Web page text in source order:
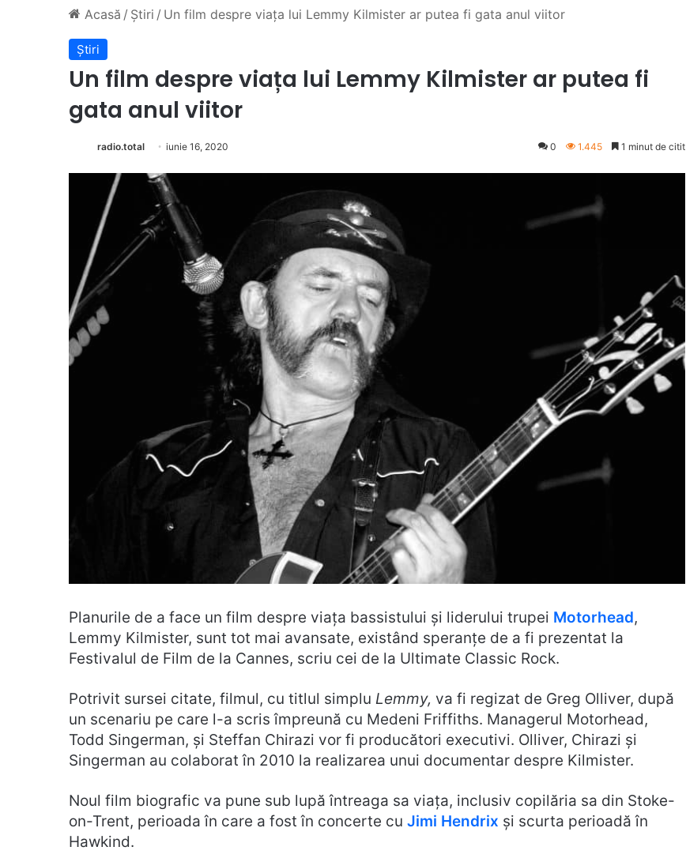
Acasă / Știri / Un film despre viața lui Lemmy Kilmister ar putea fi gata anul viitor
Știri
Un film despre viața lui Lemmy Kilmister ar putea fi
gata anul viitor
radio.total iunie 16, 2020 0 1.445 1 minut de citit
Planurile de a face un film despre viața bassistului și liderului trupei Motorhead,
Lemmy Kilmister, sunt tot mai avansate, existând speranțe de a fi prezentat la
Festivalul de Film de la Cannes, scriu cei de la Ultimate Classic Rock.
Potrivit sursei citate, filmul, cu titlul simplu Lemmy, va fi regizat de Greg Olliver, după
un scenariu pe care l-a scris împreună cu Medeni Friffiths. Managerul Motorhead,
Todd Singerman, și Steffan Chirazi vor fi producători executivi. Olliver, Chirazi și
Singerman au colaborat în 2010 la realizarea unui documentar despre Kilmister.
Noul film biografic va pune sub lupă întreaga sa viața, inclusiv copilăria sa din Stoke-
on-Trent, perioada în care a fost în concerte cu Jimi Hendrix și scurta perioadă în
Hawkind.